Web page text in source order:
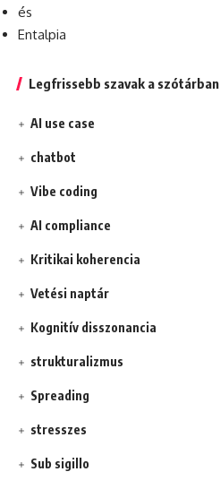
és
Entalpia
Legfrissebb szavak a szótárban
AI use case
chatbot
Vibe coding
AI compliance
Kritikai koherencia
Vetési naptár
Kognitív disszonancia
strukturalizmus
Spreading
stresszes
Sub sigillo